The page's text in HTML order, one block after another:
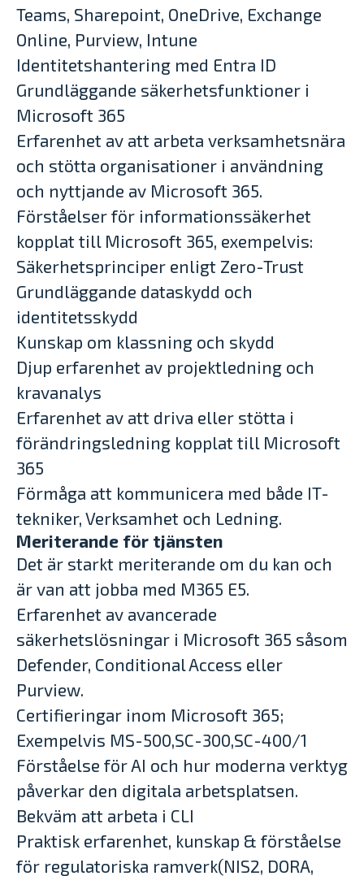
Teams, Sharepoint, OneDrive, Exchange
Online, Purview, Intune
Identitetshantering med Entra ID
Grundläggande säkerhetsfunktioner i
Microsoft 365
Erfarenhet av att arbeta verksamhetsnära
och stötta organisationer i användning
och nyttjande av Microsoft 365.
Förståelser för informationssäkerhet
kopplat till Microsoft 365, exempelvis:
Säkerhetsprinciper enligt Zero-Trust
Grundläggande dataskydd och
identitetsskydd
Kunskap om klassning och skydd
Djup erfarenhet av projektledning och
kravanalys
Erfarenhet av att driva eller stötta i
förändringsledning kopplat till Microsoft
365
Förmåga att kommunicera med både IT-
tekniker, Verksamhet och Ledning.
Meriterande för tjänsten
Det är starkt meriterande om du kan och
är van att jobba med M365 E5.
Erfarenhet av avancerade
säkerhetslösningar i Microsoft 365 såsom
Defender, Conditional Access eller
Purview.
Certifieringar inom Microsoft 365;
Exempelvis MS-500,SC-300,SC-400/1
Förståelse för AI och hur moderna verktyg
påverkar den digitala arbetsplatsen.
Bekväm att arbeta i CLI
Praktisk erfarenhet, kunskap & förståelse
för regulatoriska ramverk(NIS2, DORA,